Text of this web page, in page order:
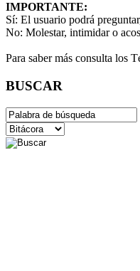
IMPORTANTE:
Sí: El usuario podrá
No: Molestar, intimidar o
Para saber más consulta los
BUSCAR